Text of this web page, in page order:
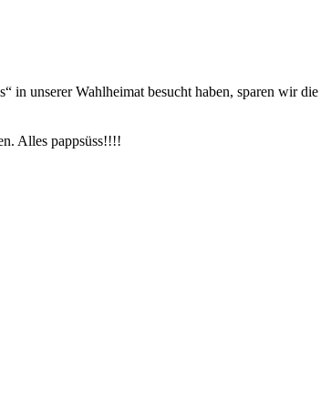
in unserer Wahlheimat besucht haben, sparen wir die
Alles pappsüss!!!!